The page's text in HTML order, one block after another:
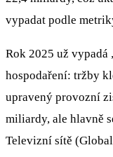
vypadat podle
Rok 2025 už vypadá
hospodaření: tržby
upravený provozní
miliardy, ale hlavně
Televizní sítě